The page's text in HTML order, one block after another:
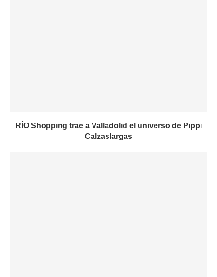
RÍO Shopping trae a Valladolid el universo de Pippi
Calzaslargas